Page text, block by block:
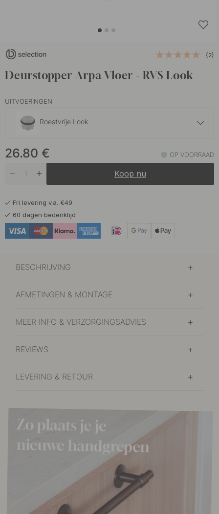
(2)
Deurstopper Arpa Vloer - RVS Look
UITVOERINGEN
Roestvrije Look
Antiek Messing Op voorraad
Op voorraad
Geborsteld Zwart
26.80 € OP VOORRAAD
Koop nu
Fri levering v.a. €49
60 dagen bedenktijd
BESCHRIJVING
AFMETINGEN & MONTAGE
MEER INFO & VERZORGINGSADVIES
REVIEWS
LEVERING & RETOUR